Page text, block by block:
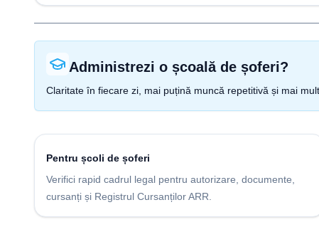
Administrezi o școală de șoferi?
Claritate în fiecare zi, mai puțină muncă repetitivă și mai
Pentru școli de șoferi
Verifici rapid cadrul legal pentru autorizare, documente,
cursanți și Registrul Cursanților ARR.